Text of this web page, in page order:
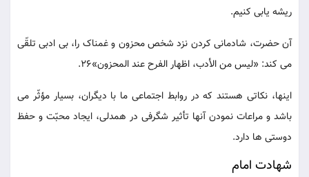
ریشه یابی کنیم.
آن حضرت، شادمانی کردن نزد شخص محزون و غمناک را، بی ادبی تلقّی
می کند: «لیس من الأدب، اظهار الفرح عند المحزون»26.
اینها، نکاتی هستند که در روابط اجتماعی ما با دیگران، بسیار مؤثّر می
باشد و مراعات نمودن آنها تأثیر شگرفی در همدلی، ایجاد محبّت و حفظ
دوستی ها دارد.
شهادت امام